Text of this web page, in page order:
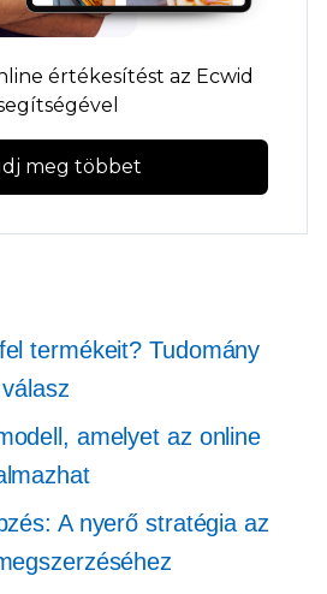
értékesítést az Ecwid
meg többet
termékeit? Tudomány
amelyet az online
A nyerő stratégia az